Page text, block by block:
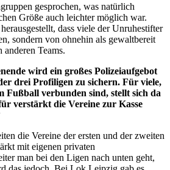
gesprochen, was natürlich
Größe auch leichter möglich war.
dass viele der Unruhestifter
sondern von ohnehin als gewaltbereit
anderen Teams.
wird ein großes Polizeiaufgebot
drei Profiligen zu sichern. Für viele,
Fußball verbunden sind, stellt sich da
verstärkt die Vereine zur Kasse
die Vereine der ersten und der zweiten
mit eigenen privaten
man bei den Ligen nach unten geht,